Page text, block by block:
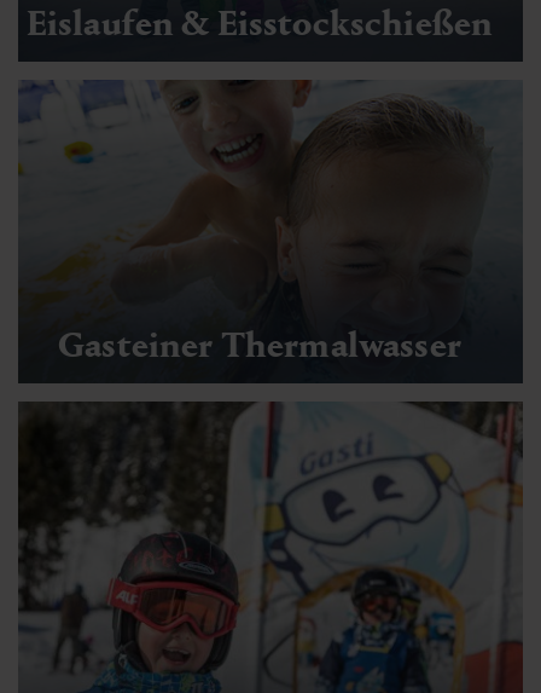
Eislaufen & Eisstockschießen
Gasteiner Thermalwasser